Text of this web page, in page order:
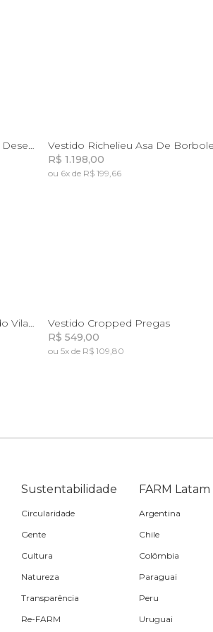
Vestido Curto Estampado Flor Do Deserto M G GG
Vestido Richelieu Asa De
R$ 1.198,00
ou 6x de R$ 199,66
Vestido Longo Alcinhas Estampado Vila Rio M
Vestido Cropped Pregas
R$ 549,00
ou 5x de R$ 109,80
Sustentabilidade
Circularidade
Gente
Cultura
Natureza
Transparência
Re-FARM
FARM Latam
Argentina
Chile
Colômbia
Paraguai
Peru
Uruguai